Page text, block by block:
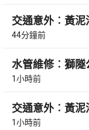
交通意外︰黃
44分鐘前
水管維修︰獅
1小時前
交通意外︰黃
1小時前